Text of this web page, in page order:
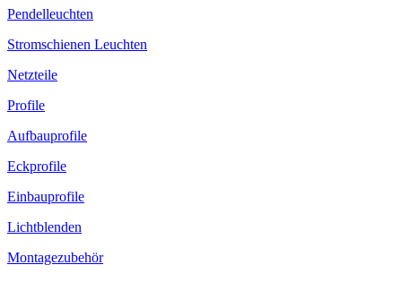
Pendelleuchten
Stromschienen Leuchten
Netzteile
Profile
Aufbauprofile
Eckprofile
Einbauprofile
Lichtblenden
Montagezubehör